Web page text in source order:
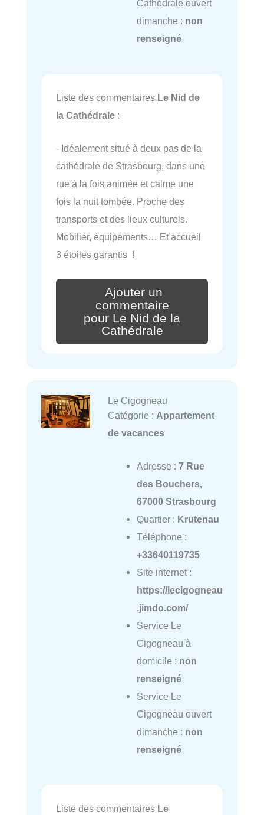
Cathédrale ouvert
dimanche : non
renseigné
Liste des commentaires Le Nid de
la Cathédrale :
- Idéalement situé à deux pas de la
cathédrale de Strasbourg, dans une
rue à la fois animée et calme une
fois la nuit tombée. Proche des
transports et des lieux culturels.
Mobilier, équipements… Et accueil
3 étoiles garantis !
Ajouter un
commentaire
pour Le Nid de la
Cathédrale
Le Cigogneau
Catégorie : Appartement
de vacances
Adresse : 7 Rue
des Bouchers,
67000 Strasbourg
Quartier : Krutenau
Téléphone :
+33640119735
Site internet :
https://lecigogneau
.jimdo.com/
Service Le
Cigogneau à
domicile : non
renseigné
Service Le
Cigogneau ouvert
dimanche : non
renseigné
Liste des commentaires Le